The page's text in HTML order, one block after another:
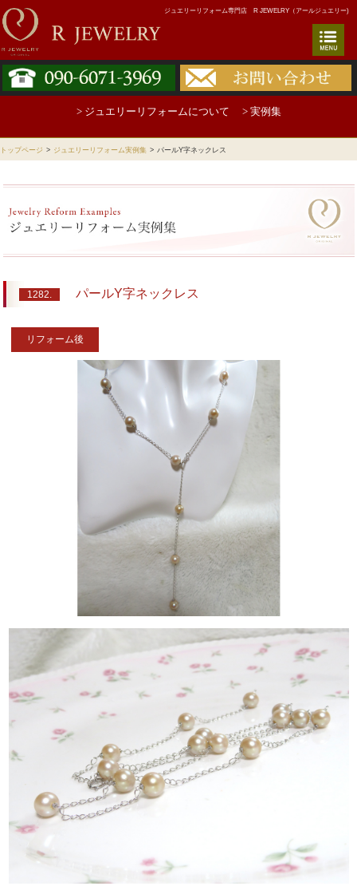
ジュエリーリフォーム専門店 R JEWELRY（アールジュエリー)
> ジュエリーリフォームについて > 実例集
トップページ > ジュエリーリフォーム実例集 > パールY字ネックレス
1282. パールY字ネックレス
リフォーム後